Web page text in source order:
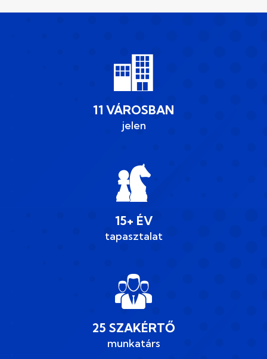
11 VÁROSBAN
jelen
15+ ÉV
tapasztalat
25 SZAKÉRTŐ
munkatárs